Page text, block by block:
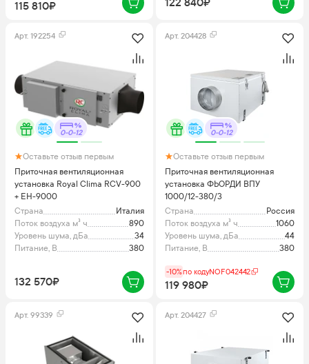
115 810₽
Арт. 192254
0-0-12
Оставьте отзыв первым
Приточная вентиляционная
установка Royal Clima RCV-900
+ EH-9000
Страна
Италия
Поток воздуха м³ ч
890
Уровень шума, дБа
34
Питание, В
380
132 570₽
Арт. 204428
0-0-12
Оставьте отзыв первым
Приточная вентиляционная
установка ФЬОРДИ ВПУ
1000/12-380/3
Страна
Россия
Поток воздуха м³ ч
1060
Уровень шума, дБа
44
Питание, В
380
-10%по кодуNOF042442
119 980₽
Арт. 99339 Арт. 204427